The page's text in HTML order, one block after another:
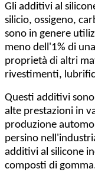
Gli additivi al
silicio, ossigeno,
sono in genere
meno dell'1% di
proprietà di altri
rivestimenti,
Questi additivi
alte prestazioni in
produzione
persino
additivi al silicone
composti di